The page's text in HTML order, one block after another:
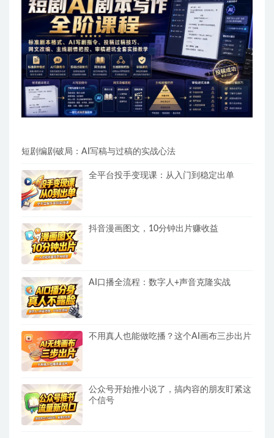
短剧编剧破局：AI写稿与过稿的实战心法
全平台投手变现课：从入门到稳定出单
抖音漫画图文，10分钟出片赚收益
AI口播全流程：数字人+声音克隆实战
不用真人也能做吃播？这个AI画布三步出片
公众号开始推小说了，搞内容的朋友盯紧这
个信号